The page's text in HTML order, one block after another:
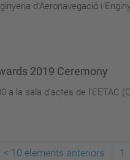
d'Aeronavegació i
2019 Ceremony
a la sala d’actes de
< 10 elements anteriors 1